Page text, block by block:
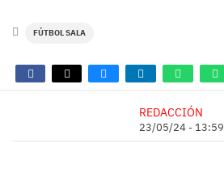
FÚTBOL SALA
REDACCIÓN
23/05/24 - 13:59